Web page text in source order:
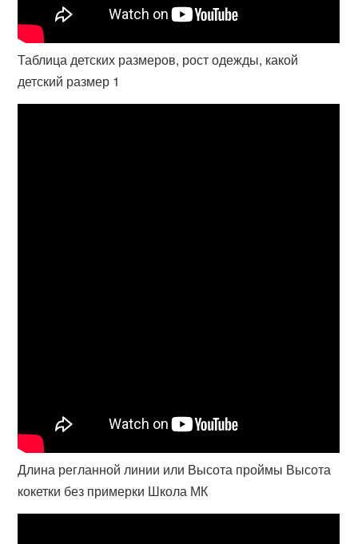
Таблица детских размеров, рост одежды, какой
детский размер 1
Длина регланной линии или Высота проймы Высота
кокетки без примерки Школа МК